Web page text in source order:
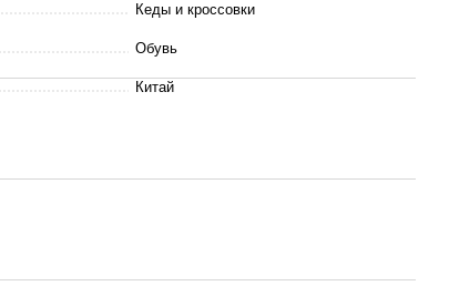
Кеды и кроссовки
Обувь
Китай